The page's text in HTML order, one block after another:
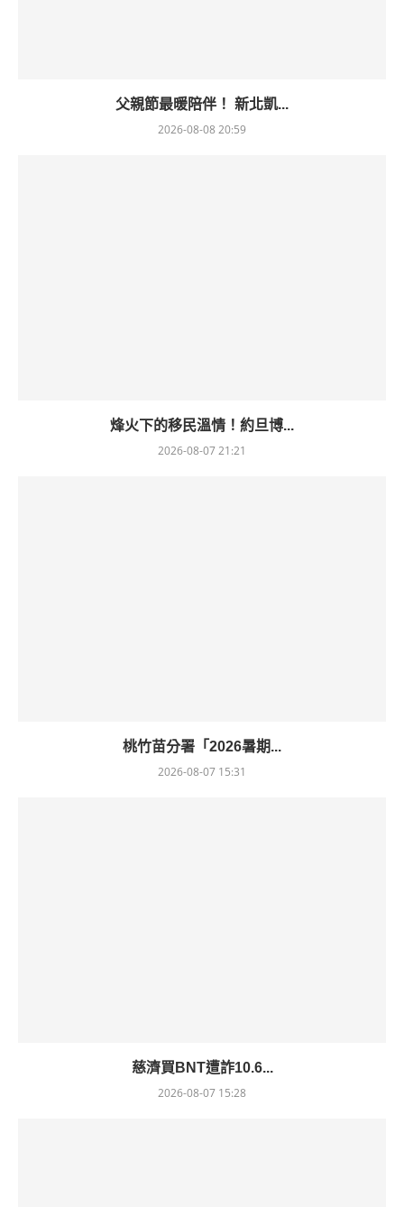
父親節最暖陪伴！ 新北凱...
2026-08-08 20:59
烽火下的移民溫情！約旦博...
2026-08-07 21:21
桃竹苗分署「2026暑期...
2026-08-07 15:31
慈濟買BNT遭詐10.6...
2026-08-07 15:28